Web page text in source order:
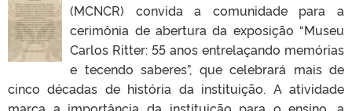
(MCNCR) convida a comunidade para a
cerimônia de abertura da exposição “Museu
Carlos Ritter: 55 anos entrelaçando memórias
e tecendo saberes”, que celebrará mais de
cinco décadas de história da instituição. A atividade
marca a importância da instituição para o ensino, a